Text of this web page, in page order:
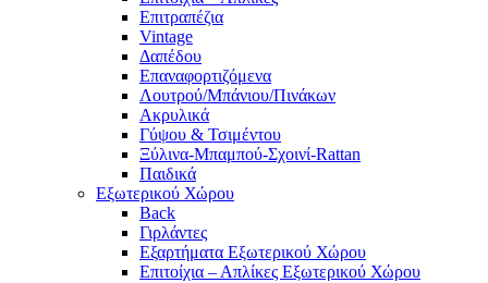
Επιτραπέζια
Vintage
Δαπέδου
Επαναφορτιζόμενα
Λουτρού/Μπάνιου/Πινάκων
Ακρυλικά
Γύψου & Τσιμέντου
Ξύλινα-Μπαμπού-Σχοινί-Rattan
Παιδικά
Εξωτερικού Χώρου
Back
Γιρλάντες
Εξαρτήματα Εξωτερικού Χώρου
Επιτοίχια – Απλίκες Εξωτερικού Χώρου